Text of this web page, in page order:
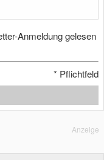
Anmeldung gelesen
* Pflichtfeld
Anzeige